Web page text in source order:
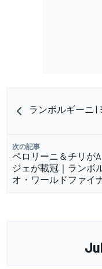
ランボルギーニ |
次の記事
ペロリーニ＆チリが
ジェが載冠｜ランボ
オ・ワールドファイ